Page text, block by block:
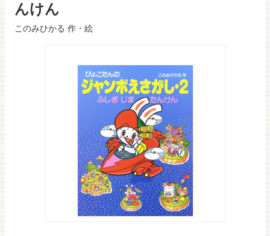
んけん
このみひかる 作・絵